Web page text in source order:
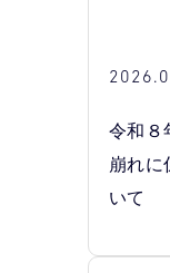
令和８
崩れに
いて